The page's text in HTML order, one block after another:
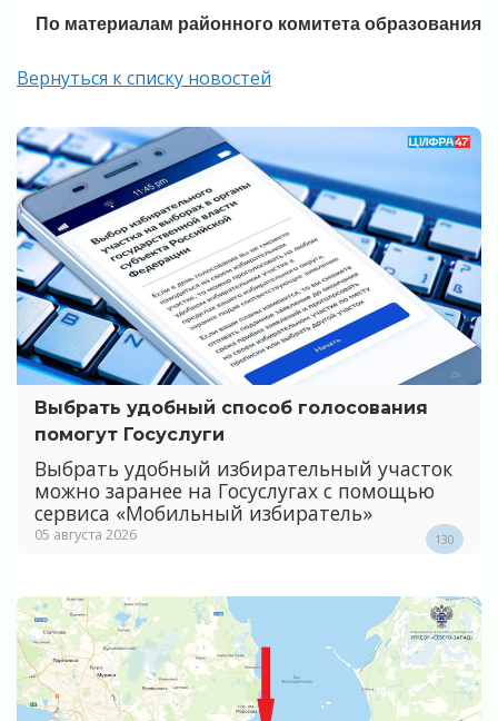
По материалам районного комитета образования
Вернуться к списку новостей
Выбрать удобный способ голосования
помогут Госуслуги
Выбрать удобный избирательный участок
можно заранее на Госуслугах с помощью
сервиса «Мобильный избиратель»
05 августа 2026 130